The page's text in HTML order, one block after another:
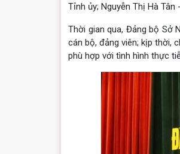
Tỉnh ủy; Nguyễn Thị Hà
Thời gian qua, Đảng bộ Sở
cán bộ, đảng viên; kịp thời,
phù hợp với tình hình thực